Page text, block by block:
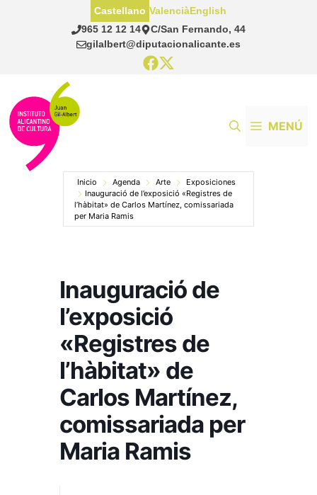
965 12 12 14
C/San Fernando, 44
gilalbert@diputacionalicante.es
Castellano ValenciàEnglish
MENÚ
Inicio Agenda Arte
Exposiciones
Inauguració de l’exposició «Registres de
l’hàbitat» de Carlos Martínez, comissariada
per Maria Ramis
Inauguració de
l’exposició
«Registres de
l’hàbitat» de
Carlos Martínez,
comissariada per
Maria Ramis